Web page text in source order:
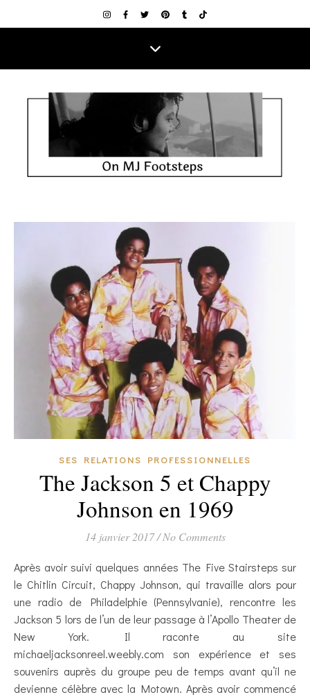
SES RELATIONS PROFESSIONNELLES
The Jackson 5 et Chappy
Johnson en 1969
14 janvier 2017/ No Comments
Après avoir suivi quelques années The Five Stairsteps sur
le Chitlin Circuit, Chappy Johnson, qui travaille alors pour
une radio de Philadelphie (Pennsylvanie), rencontre les
Jackson 5 lors de l’un de leur passage à l’Apollo Theater de
New York. Il raconte au site
michaeljacksonreel.weebly.com son expérience et ses
souvenirs auprès du groupe peu de temps avant qu’il ne
devienne célèbre avec la Motown. Après avoir commencé